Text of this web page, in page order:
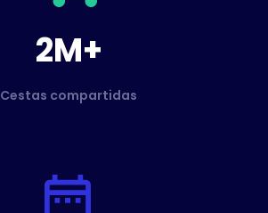
2M+
Cestas compartidas